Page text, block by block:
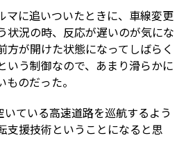
マに追いついたときに、車線変更
状況の時、反応が遅いのが気にな
方が開けた状態になってしばらく
いう制御なので、あまり滑らかに
のだった。
いている高速道路を巡航するよう
支援技術ということになると思